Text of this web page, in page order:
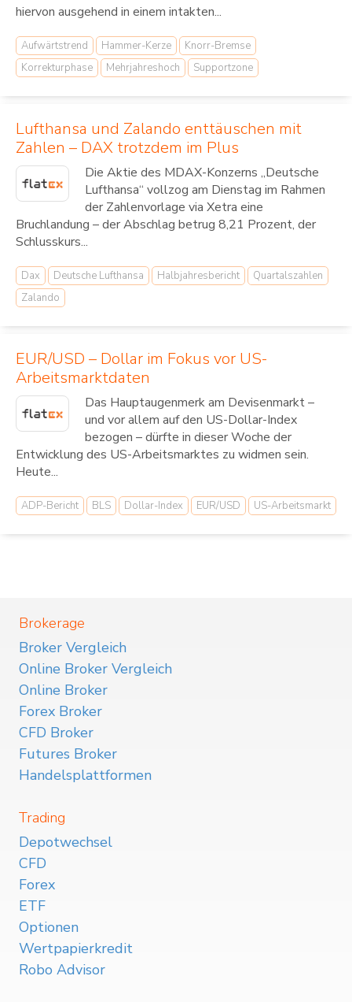
hiervon ausgehend in einem intakten...
Aufwärtstrend Hammer-Kerze
Knorr-Bremse
Korrekturphase
Mehrjahreshoch Supportzone
Lufthansa und Zalando enttäuschen mit
Zahlen – DAX trotzdem im Plus
Die Aktie des MDAX-Konzerns „Deutsche
Lufthansa“ vollzog am Dienstag im Rahmen
der Zahlenvorlage via Xetra eine
Bruchlandung – der Abschlag betrug 8,21 Prozent, der
Schlusskurs...
Dax Deutsche Lufthansa Halbjahresbericht
Quartalszahlen
Zalando
EUR/USD – Dollar im Fokus vor US-
Arbeitsmarktdaten
Das Hauptaugenmerk am Devisenmarkt –
und vor allem auf den US-Dollar-Index
bezogen – dürfte in dieser Woche der
Entwicklung des US-Arbeitsmarktes zu widmen sein.
Heute...
ADP-Bericht BLS Dollar-Index EUR/USD US-Arbeitsmarkt
Brokerage
Broker Vergleich
Online Broker Vergleich
Online Broker
Forex Broker
CFD Broker
Futures Broker
Handelsplattformen
Trading
Depotwechsel
CFD
Forex
ETF
Optionen
Wertpapierkredit
Robo Advisor